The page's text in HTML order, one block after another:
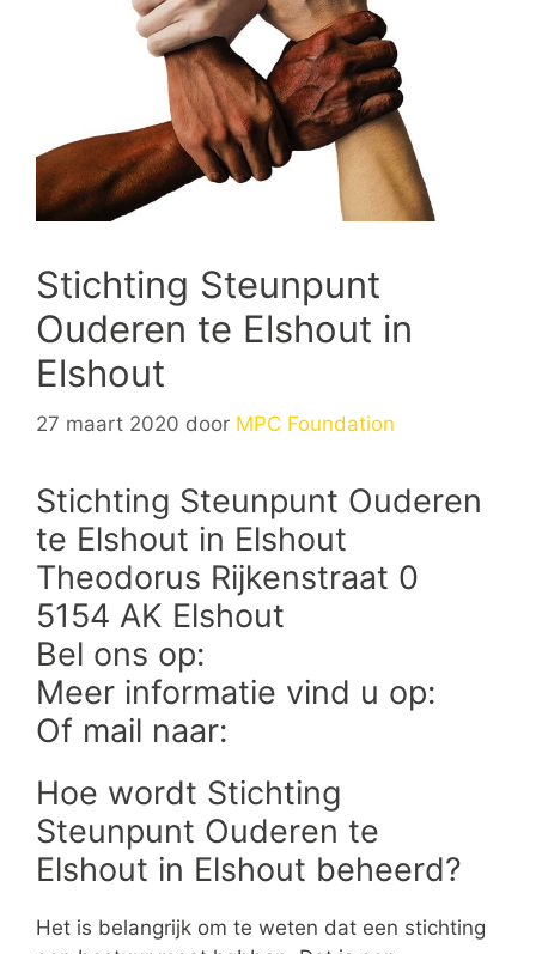
Stichting Steunpunt
Ouderen te Elshout in
Elshout
27 maart 2020 door MPC Foundation
Stichting Steunpunt Ouderen
te Elshout in Elshout
Theodorus Rijkenstraat 0
5154 AK Elshout
Bel ons op:
Meer informatie vind u op:
Of mail naar:
Hoe wordt Stichting
Steunpunt Ouderen te
Elshout in Elshout beheerd?
Het is belangrijk om te weten dat een stichting